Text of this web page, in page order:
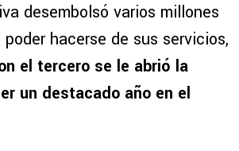
desembolsó varios millones
hacerse de sus servicios,
el tercero se le abrió la
un destacado año en el